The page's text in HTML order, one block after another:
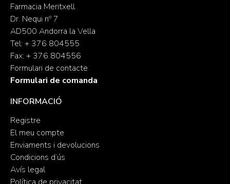
Farmacia Meritxell
Dr. Nequi nº 7
AD500 Andorra la Vella
Tel: + 376 804555
Fax: + 376 804556
Formulari de contacte
Formulari de comanda
INFORMACIÓ
Registre
El meu compte
Enviaments i devolucions
Condicions d’ús
Avís legal